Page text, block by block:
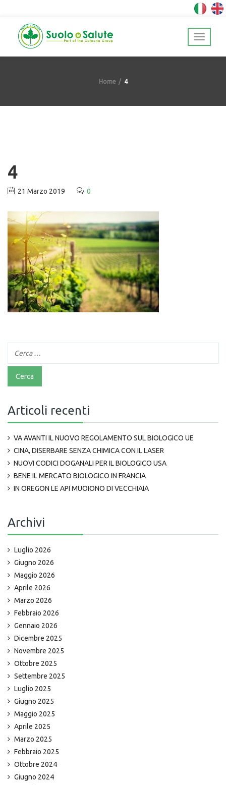
Home 4
4
21 Marzo 2019 0
Articoli recenti
VA AVANTI IL NUOVO REGOLAMENTO SUL BIOLOGICO UE
CINA, DISERBARE SENZA CHIMICA CON IL LASER
NUOVI CODICI DOGANALI PER IL BIOLOGICO USA
BENE IL MERCATO BIOLOGICO IN FRANCIA
IN OREGON LE API MUOIONO DI VECCHIAIA
Archivi
Luglio 2026
Giugno 2026
Maggio 2026
Aprile 2026
Marzo 2026
Febbraio 2026
Gennaio 2026
Dicembre 2025
Novembre 2025
Ottobre 2025
Settembre 2025
Luglio 2025
Giugno 2025
Maggio 2025
Aprile 2025
Marzo 2025
Febbraio 2025
Ottobre 2024
Giugno 2024